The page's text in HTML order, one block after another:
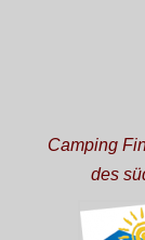
Camping
des